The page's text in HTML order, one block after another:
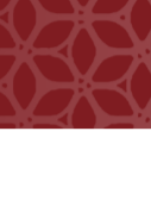
Delight :
山林野趣